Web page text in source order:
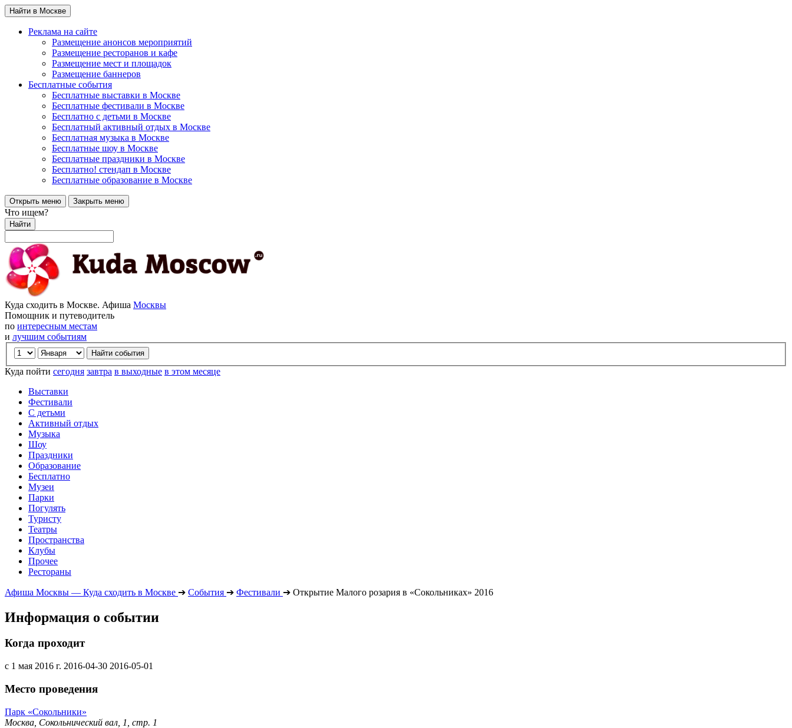
Найти в Москве
Реклама на сайте
Размещение анонсов мероприятий
Размещение ресторанов и кафе
Размещение мест и площадок
Размещение баннеров
Бесплатные события
Бесплатные выставки в Москве
Бесплатные фестивали в Москве
Бесплатно с детьми в Москве
Бесплатный активный отдых в Москве
Бесплатная музыка в Москве
Бесплатные шоу в Москве
Бесплатные праздники в Москве
Бесплатно! стендап в Москве
Бесплатные образование в Москве
Открыть меню Закрыть меню
Что ищем?
Найти
Куда сходить в Москве. Афиша Москвы
Помощник и путеводитель
по интересным местам
и лучшим событиям
Куда пойти сегодня завтра в выходные в этом месяце
Выставки
Фестивали
С детьми
Активный отдых
Музыка
Шоу
Праздники
Образование
Бесплатно
Музеи
Парки
Погулять
Туристу
Театры
Пространства
Клубы
Прочее
Рестораны
Афиша Москвы — Куда сходить в Москве ➔ События ➔ Фестивали ➔ Открытие Малого розария в «Сокольниках» 2016
Информация о событии
Когда проходит
с 1 мая 2016 г. 2016-04-30 2016-05-01
Место проведения
Парк «Сокольники»
Москва, Сокольнический вал, 1, стр. 1